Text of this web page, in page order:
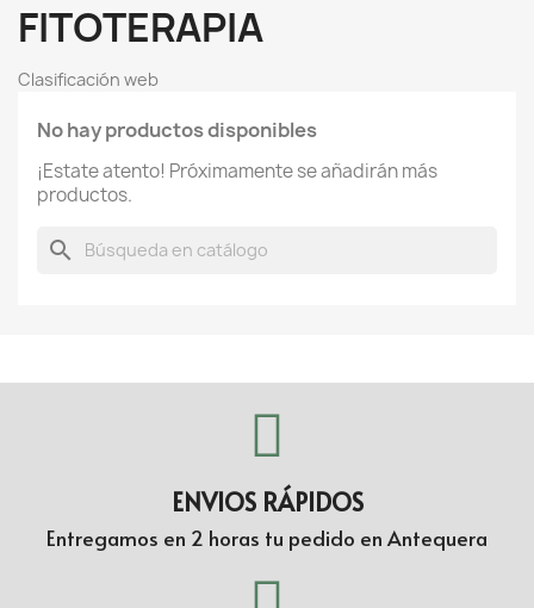
FITOTERAPIA
Clasificación web
No hay productos disponibles
¡Estate atento! Próximamente se añadirán más
productos.
search
ENVIOS RÁPIDOS
Entregamos en 2 horas tu pedido en Antequera